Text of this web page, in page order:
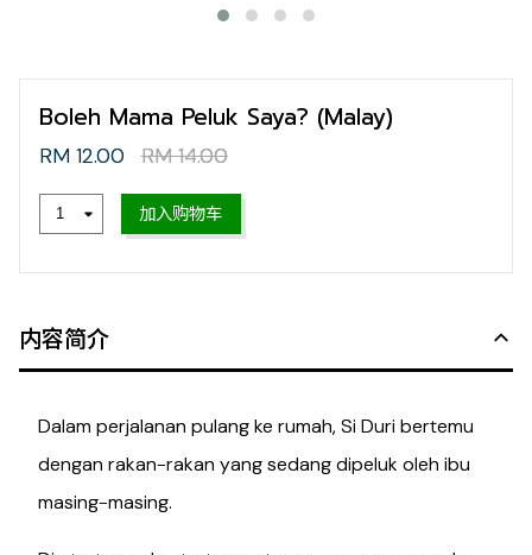
Boleh Mama Peluk Saya? (Malay)
RM 12.00 RM 14.00
加入购物车
内容简介
Dalam perjalanan pulang ke rumah, Si Duri bertemu
dengan rakan-rakan yang sedang dipeluk oleh ibu
masing-masing.